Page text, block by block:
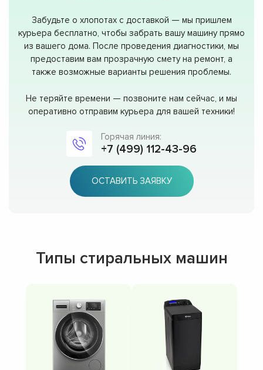
Забудьте о хлопотах с доставкой — мы пришлем
курьера бесплатно, чтобы забрать вашу машину прямо
из вашего дома. После проведения диагностики, мы
предоставим вам прозрачную смету на ремонт, а
также возможные варианты решения проблемы.
Не теряйте времени — позвоните нам сейчас, и мы
оперативно отправим курьера для вашей техники!
Горячая линия:
+7 (499) 112-43-96
ОСТАВИТЬ ЗАЯВКУ
Типы стиральных машин